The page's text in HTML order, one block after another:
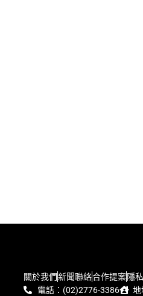
關於我們新聞聯絡合作提案隱
電話：(02)2776-3386
地